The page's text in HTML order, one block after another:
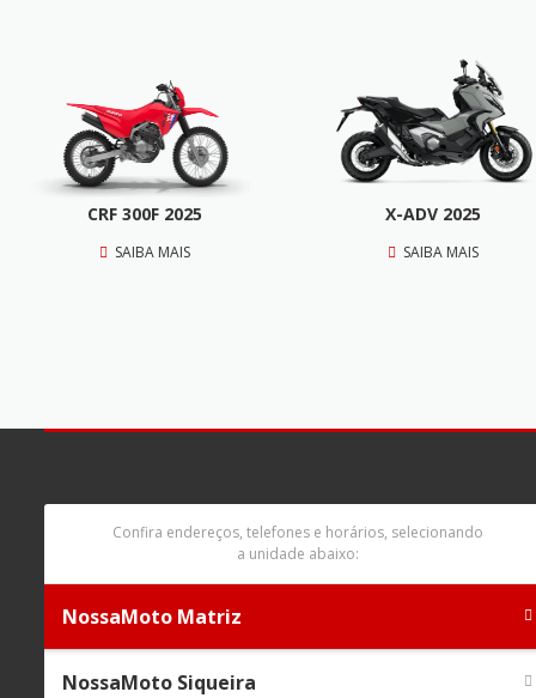
CRF 300F 2025
SAIBA MAIS
X-ADV 2025
SAIBA MAIS
Confira endereços, telefones e horários, selecionando
a unidade abaixo:
NossaMoto Matriz
NossaMoto Siqueira